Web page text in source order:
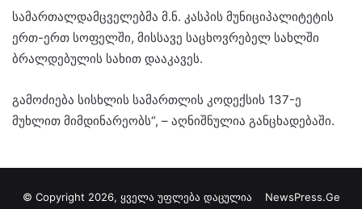
სამართალდამცველებმა მ.ნ. კასპის მუნიციპალიტეტის
ერთ-ერთ სოფელში, მისსავე საცხოვრებელ სახლში
ბრალდებულის სახით დააკავეს.
გამოძიება სისხლის სამართლის კოდექსის 137-ე
მუხლით მიმდინარეობს“, – აღნიშნულია განცხადებაში.
© Copyright 2026, ყველა უფლება დაცულია NewsPress.Ge